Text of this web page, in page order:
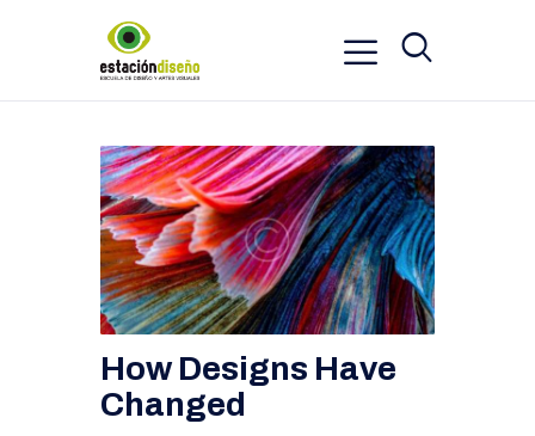
How Designs Have
Changed